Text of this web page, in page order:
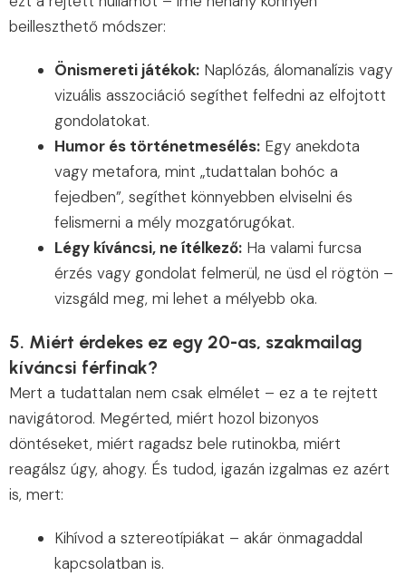
beilleszthető módszer:
Önismereti játékok: Naplózás, álomanalízis vagy
vizuális asszociáció segíthet felfedni az elfojtott
gondolatokat.
Humor és történetmesélés: Egy anekdota
vagy metafora, mint „tudattalan bohóc a
fejedben”, segíthet könnyebben elviselni és
felismerni a mély mozgatórugókat.
Légy kíváncsi, ne ítélkező: Ha valami furcsa
érzés vagy gondolat felmerül, ne üsd el rögtön –
vizsgáld meg, mi lehet a mélyebb oka.
5. Miért érdekes ez egy 20-as, szakmailag
kíváncsi férfinak?
Mert a tudattalan nem csak elmélet – ez a te rejtett
navigátorod. Megérted, miért hozol bizonyos
döntéseket, miért ragadsz bele rutinokba, miért
reagálsz úgy, ahogy. És tudod, igazán izgalmas ez azért
is, mert:
Kihívod a sztereotípiákat – akár önmagaddal
kapcsolatban is.